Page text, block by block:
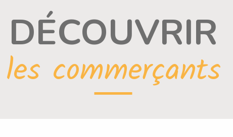
DÉCOUVRIR
les commerçants